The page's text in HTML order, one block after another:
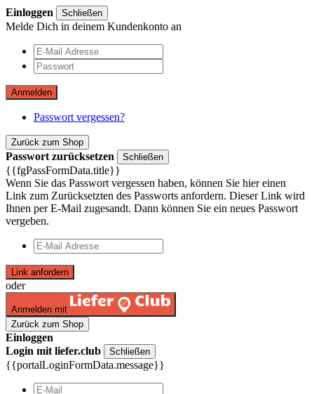
Einloggen Schließen
Melde Dich in deinem Kundenkonto an
Anmelden
Passwort vergessen?
Zurück zum Shop
Passwort zurücksetzen Schließen
{{fgPassFormData.title}}
Wenn Sie das Passwort vergessen haben, können Sie hier einen
Link zum Zurücksetzten des Passworts anfordern. Dieser Link wird
Ihnen per E-Mail zugesandt. Dann können Sie ein neues Passwort
vergeben.
Link anfordern
oder
Anmelden mit
Zurück zum Shop
Einloggen
Login mit liefer.club
Schließen
{{portalLoginFormData.message}}